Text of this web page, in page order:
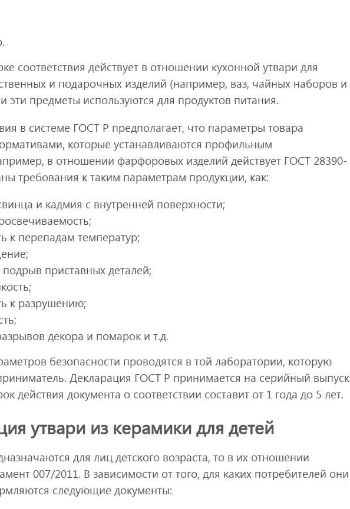
соответствия действует в отношении кухонной утвари для
и подарочных изделий (например, ваз, чайных наборов и
эти предметы используются для продуктов питания.
в системе ГОСТ Р предполагает, что параметры товара
которые устанавливаются профильным
в отношении фарфоровых изделий действует ГОСТ 28390-
требования к таким параметрам продукции, как:
и кадмия с внутренней поверхности;
к перепадам температур;
приставных деталей;
к разрушению;
декора и помарок и т.д.
безопасности проводятся в той лаборатории, которую
Декларация ГОСТ Р принимается на серийный выпуск
действия документа о соответствии составит от 1 года до 5 лет.
утвари из керамики для детей
для лиц детского возраста, то в их отношении
007/2011. В зависимости от того, для каких потребителей они
следующие документы: